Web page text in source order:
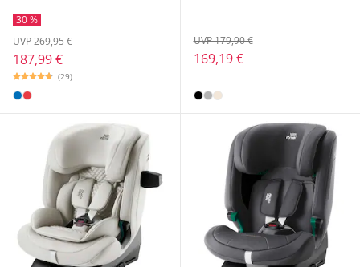
30 %
187,99 €
UVP 269,95 €
(29)
169,19 €
UVP 179,90 €